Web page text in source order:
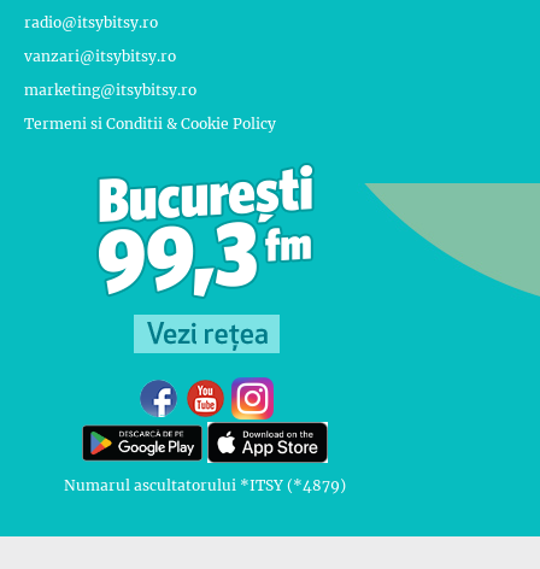
radio@itsybitsy.ro
vanzari@itsybitsy.ro
marketing@itsybitsy.ro
Termeni si Conditii & Cookie Policy
Numarul ascultatorului *ITSY (*4879)